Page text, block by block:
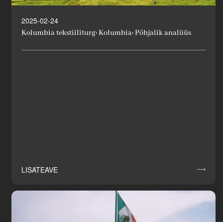
2025-02-24
Kolumbia tekstiiliturg: Kolumbia: Põhjalik analüüs
LISATEAVE 